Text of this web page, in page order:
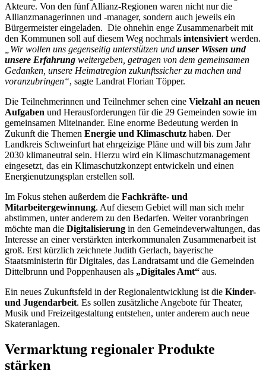
Akteure. Von den fünf Allianz-Regionen waren nicht nur die
Allianzmanagerinnen und -manager, sondern auch jeweils ein
Bürgermeister eingeladen. Die ohnehin enge Zusammenarbeit mit
den Kommunen soll auf diesem Weg nochmals intensiviert werden.
„Wir wollen uns gegenseitig unterstützen und unser Wissen und
unsere Erfahrung weitergeben, getragen von dem gemeinsamen
Gedanken, unsere Heimatregion zukunftssicher zu machen und
voranzubringen“, sagte Landrat Florian Töpper.
Die Teilnehmerinnen und Teilnehmer sehen eine Vielzahl an neuen
Aufgaben und Herausforderungen für die 29 Gemeinden sowie im
gemeinsamen Miteinander. Eine enorme Bedeutung werden in
Zukunft die Themen Energie und Klimaschutz haben. Der
Landkreis Schweinfurt hat ehrgeizige Pläne und will bis zum Jahr
2030 klimaneutral sein. Hierzu wird ein Klimaschutzmanagement
eingesetzt, das ein Klimaschutzkonzept entwickeln und einen
Energienutzungsplan erstellen soll.
Im Fokus stehen außerdem die Fachkräfte- und
Mitarbeitergewinnung. Auf diesem Gebiet will man sich mehr
abstimmen, unter anderem zu den Bedarfen. Weiter voranbringen
möchte man die Digitalisierung in den Gemeindeverwaltungen, das
Interesse an einer verstärkten interkommunalen Zusammenarbeit ist
groß. Erst kürzlich zeichnete Judith Gerlach, bayerische
Staatsministerin für Digitales, das Landratsamt und die Gemeinden
Dittelbrunn und Poppenhausen als „Digitales Amt“ aus.
Ein neues Zukunftsfeld in der Regionalentwicklung ist die Kinder-
und Jugendarbeit. Es sollen zusätzliche Angebote für Theater,
Musik und Freizeitgestaltung entstehen, unter anderem auch neue
Skateranlagen.
Vermarktung regionaler Produkte
stärken